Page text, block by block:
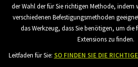
der Wahl der für Sie richtigen Methode, indem
verschiedenen Befestigungsmethoden
das Werkzeug, dass Sie benötigen, um die
Extensions zu finden.
Leitfaden für Sie: SO FINDEN SIE DIE